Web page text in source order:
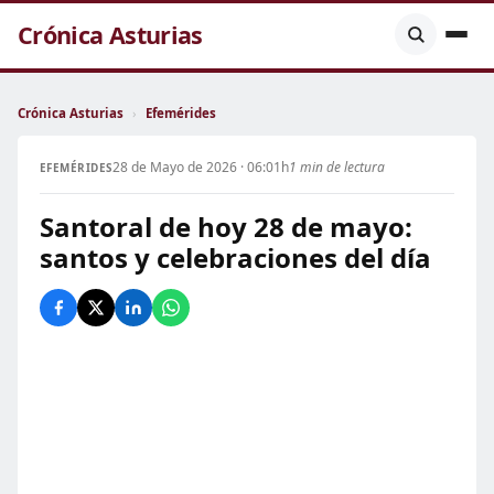
Crónica Asturias
Crónica Asturias › Efemérides
EFEMÉRIDES28 de Mayo de 2026 · 06:01h1 min de lectura
Santoral de hoy 28 de mayo:
santos y celebraciones del día